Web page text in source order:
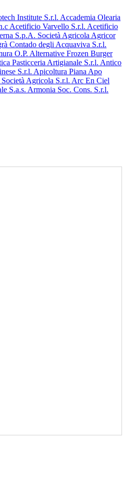
Institute S.r.l. Accademia Olearia
Acetificio Varvello S.r.l. Acetificio
S.p.A. Società AgricolaAgricor
Contado degli Acquaviva S.r.l.
O.P. Alternative Frozen Burger
Pasticceria Artigianale S.r.l. Antico
S.r.l. Apicoltura PianaApo
Agricola S.r.l. Arc En Ciel
S.a.s. Armonia Soc. Cons. S.r.l.